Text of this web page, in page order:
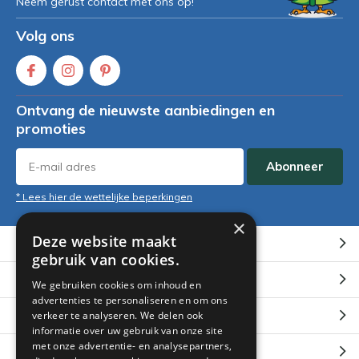
Volg ons
Ontvang de nieuwste aanbiedingen en
promoties
Abonneer
* Lees hier de wettelijke beperkingen
Klantenservice
Mijn account
Categorieën
Contact
×
Deze website maakt
gebruik van cookies.
We gebruiken cookies om inhoud en
advertenties te personaliseren en om ons
verkeer te analyseren. We delen ook
informatie over uw gebruik van onze site
met onze advertentie- en analysepartners,